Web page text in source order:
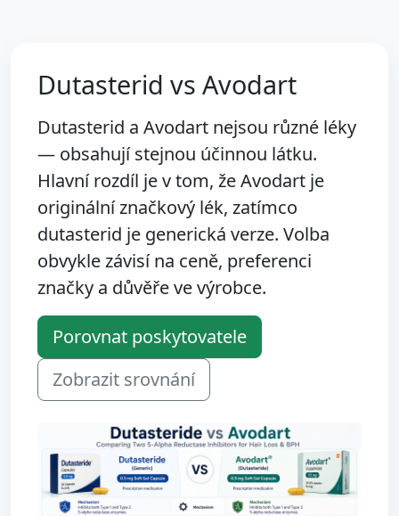
Dutasterid vs Avodart
Dutasterid a Avodart nejsou různé léky
— obsahují stejnou účinnou látku.
Hlavní rozdíl je v tom, že Avodart je
originální značkový lék, zatímco
dutasterid je generická verze. Volba
obvykle závisí na ceně, preferenci
značky a důvěře ve výrobce.
Porovnat poskytovatele
Zobrazit srovnání